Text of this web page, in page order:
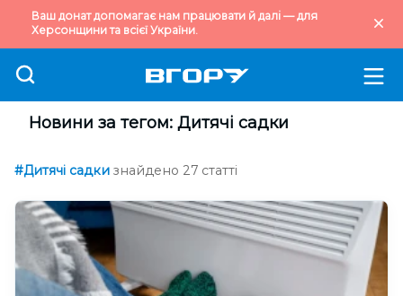
Ваш донат допомагає нам працювати й далі — для
Херсонщини та всієї України.
Новини за тегом: Дитячі садки
#Дитячі садки знайдено 27 статті